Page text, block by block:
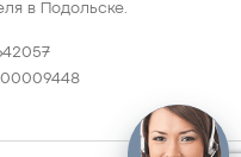
в Подольске.